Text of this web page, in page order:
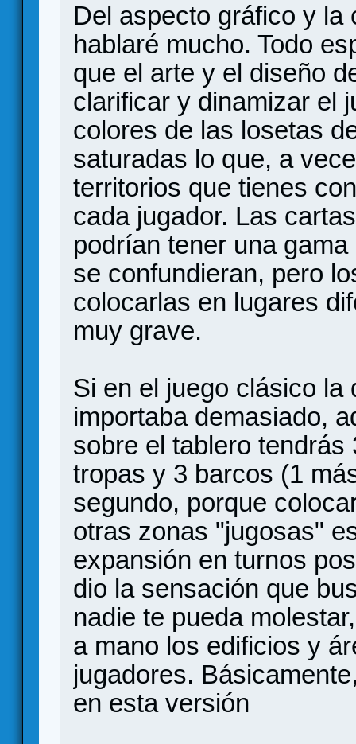
Del aspecto gráfico y la
hablaré mucho. Todo
que el arte y el diseño
clarificar y dinamizar el
colores de las losetas
saturadas lo que, a
territorios que tienes
cada jugador. Las
podrían tener una
se confundieran, pero
colocarlas en lugares
muy grave.
Si en el juego clásico la
importaba demasiado,
sobre el tablero
tropas y 3 barcos (1
segundo, porque
otras zonas "jugosas"
expansión en turnos
dio la sensación que
nadie te pueda
a mano los edificios y
jugadores.
en esta versión